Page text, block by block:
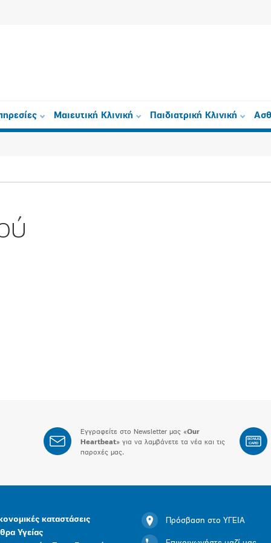
Μαιευτική Κλινική Παιδιατρική Κλινική
Εγγραφείτε στο Newsletter μας «Our
Heartbeat» για να λαμβάνετε τα νέα και τις
παροχές μας.
BONUS
CARD
καταστάσεις
Υγείας
Πρόσβαση στο ΥΓΕΙΑ